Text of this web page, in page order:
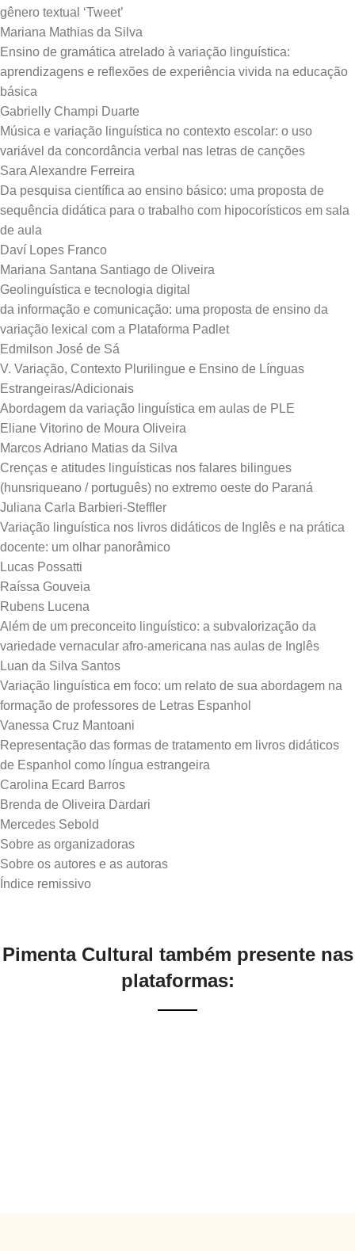
gênero textual ‘Tweet’
Mariana Mathias da Silva
Ensino de gramática atrelado à variação linguística:
aprendizagens e reflexões de experiência vivida na educação
básica
Gabrielly Champi Duarte
Música e variação linguística no contexto escolar: o uso
variável da concordância verbal nas letras de canções
Sara Alexandre Ferreira
Da pesquisa científica ao ensino básico: uma proposta de
sequência didática para o trabalho com hipocorísticos em sala
de aula
Daví Lopes Franco
Mariana Santana Santiago de Oliveira
Geolinguística e tecnologia digital
da informação e comunicação: uma proposta de ensino da
variação lexical com a Plataforma Padlet
Edmilson José de Sá
V. Variação, Contexto Plurilingue e Ensino de Línguas
Estrangeiras/Adicionais
Abordagem da variação linguística em aulas de PLE
Eliane Vitorino de Moura Oliveira
Marcos Adriano Matias da Silva
Crenças e atitudes linguísticas nos falares bilingues
(hunsriqueano / português) no extremo oeste do Paraná
Juliana Carla Barbieri-Steffler
Variação linguística nos livros didáticos de Inglês e na prática
docente: um olhar panorâmico
Lucas Possatti
Raíssa Gouveia
Rubens Lucena
Além de um preconceito linguístico: a subvalorização da
variedade vernacular afro-americana nas aulas de Inglês
Luan da Silva Santos
Variação linguística em foco: um relato de sua abordagem na
formação de professores de Letras Espanhol
Vanessa Cruz Mantoani
Representação das formas de tratamento em livros didáticos
de Espanhol como língua estrangeira
Carolina Ecard Barros
Brenda de Oliveira Dardari
Mercedes Sebold
Sobre as organizadoras
Sobre os autores e as autoras
Pimenta Cultural também presente nas
plataformas: